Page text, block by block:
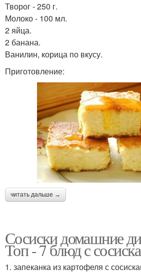
Творог - 250 г.
Молоко - 100 мл.
2 яйца.
2 банана.
Ванилин, корица по вкусу.
Приготовление:
читать дальше →
Сосиски домашние
Топ - 7 блюд с
1. запеканка из картофеля с